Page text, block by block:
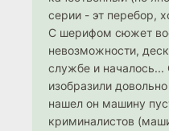
серии - эт перебор,
С шерифом сюжет
невозможности,
службе и
изобразили
нашел он машину
криминалистов